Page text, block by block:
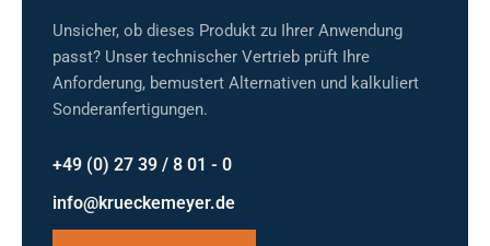
Unsicher, ob dieses Produkt zu Ihrer Anwendung
passt? Unser technischer Vertrieb prüft Ihre
Anforderung, bemustert Alternativen und kalkuliert
Sonderanfertigungen.
+49 (0) 27 39 / 8 01 - 0
info@krueckemeyer.de